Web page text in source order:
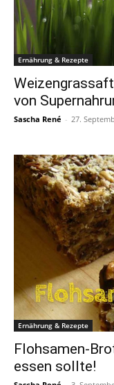
Ernährung & Rezepte
von
Sascha René - 27.
Ernährung & Rezepte
Flohsamen-
essen sollte!